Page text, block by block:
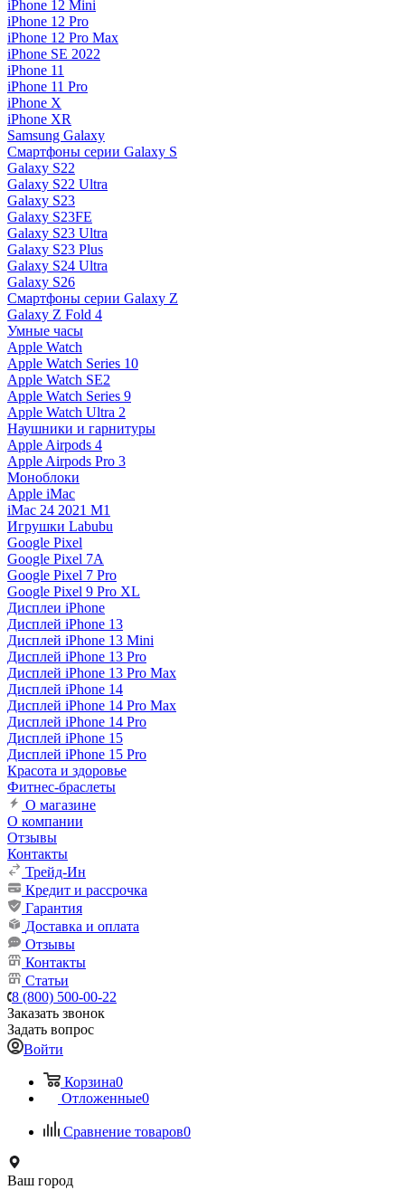
iPhone 12 Mini
iPhone 12 Pro
iPhone 12 Pro Max
iPhone SE 2022
iPhone 11
iPhone 11 Pro
iPhone X
iPhone XR
Samsung Galaxy
Смартфоны серии Galaxy S
Galaxy S22
Galaxy S22 Ultra
Galaxy S23
Galaxy S23FE
Galaxy S23 Ultra
Galaxy S23 Plus
Galaxy S24 Ultra
Galaxy S26
Смартфоны серии Galaxy Z
Galaxy Z Fold 4
Умные часы
Apple Watch
Apple Watch Series 10
Apple Watch SE2
Apple Watch Series 9
Apple Watch Ultra 2
Наушники и гарнитуры
Apple Airpods 4
Apple Airpods Pro 3
Моноблоки
Apple iMac
iMac 24 2021 M1
Игрушки Labubu
Google Pixel
Google Pixel 7А
Google Pixel 7 Pro
Google Pixel 9 Pro XL
Дисплеи iPhone
Дисплей iPhone 13
Дисплей iPhone 13 Mini
Дисплей iPhone 13 Pro
Дисплей iPhone 13 Pro Max
Дисплей iPhone 14
Дисплей iPhone 14 Pro Max
Дисплей iPhone 14 Pro
Дисплей iPhone 15
Дисплей iPhone 15 Pro
Красота и здоровье
Фитнес-браслеты
О магазине
О компании
Отзывы
Контакты
Трейд-Ин
Кредит и рассрочка
Гарантия
Доставка и оплата
Отзывы
Контакты
Статьи
8 (800) 500-00-22
Заказать звонок
Задать вопрос
Войти
Корзина0
Отложенные0
Сравнение товаров0
Ваш город